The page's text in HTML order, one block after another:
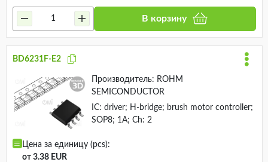
В корзину
BD6231F-E2
Производитель: ROHM
SEMICONDUCTOR
IC: driver; H-bridge; brush motor controller;
SOP8; 1A; Ch: 2
Цена за единицу (pcs):
от 3.38 EUR